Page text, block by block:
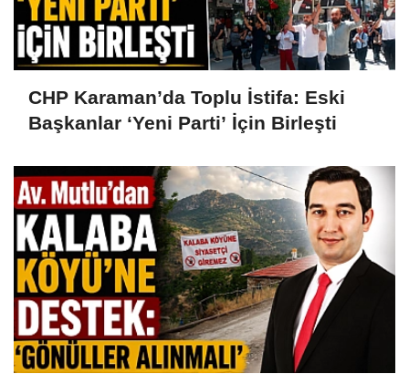
CHP Karaman’da Toplu İstifa: Eski
Başkanlar ‘Yeni Parti’ İçin Birleşti